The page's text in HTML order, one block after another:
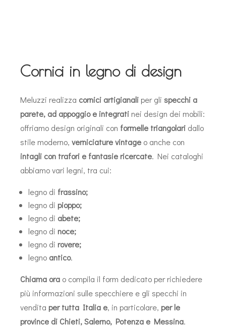
Cornici in legno di design
Meluzzi realizza cornici artigianali per gli specchi a
parete, ad appoggio e integrati nei design dei mobili:
offriamo design originali con formelle triangolari dallo
stile moderno, verniciature vintage o anche con
intagli con trafori e fantasie ricercate. Nei cataloghi
abbiamo vari legni, tra cui:
legno di frassino;
legno di pioppo;
legno di abete;
legno di noce;
legno di rovere;
legno antico.
Chiama ora o compila il form dedicato per richiedere
più informazioni sulle specchiere e gli specchi in
vendita per tutta Italia e, in particolare, per le
province di Chieti, Salerno, Potenza e Messina.